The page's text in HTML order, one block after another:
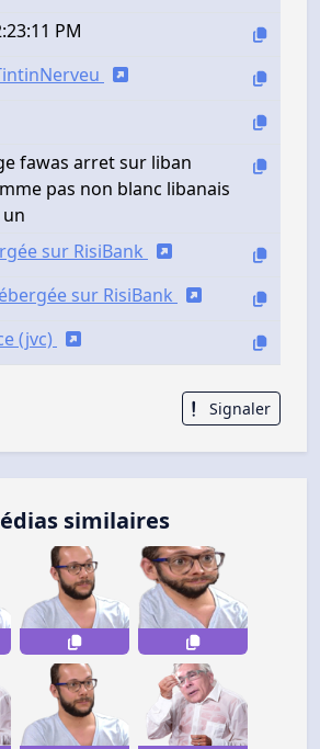
PM
fawas arret sur liban
pas non blanc libanais
sur RisiBank
sur RisiBank
(jvc)
Signaler
similaires